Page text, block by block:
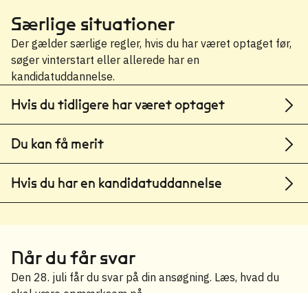
Særlige situationer
Der gælder særlige regler, hvis du har været optaget før,
søger vinterstart eller allerede har en
kandidatuddannelse.
Hvis du tidligere har været optaget
Du kan få merit
Hvis du har en kandidatuddannelse
Når du får svar
Den 28. juli får du svar på din ansøgning. Læs, hvad du